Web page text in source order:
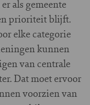
als gemeente
prioriteit blijft.
elke categorie
kunnen
van centrale
Dat moet ervoor
voorzien van